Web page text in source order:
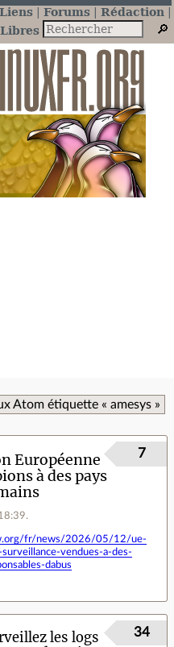
Liens Forums
Rédaction
Atom étiquette « amesys »
Européenne
à des pays
.
7
fr/news/2026/05/12/ue-
vendues-a-des-
dabus
les logs
34